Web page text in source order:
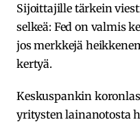
Sijoittajille tärkein
selkeä: Fed on valmis
jos merkkejä
kertyä.
Keskuspankin
yritysten lainanotosta